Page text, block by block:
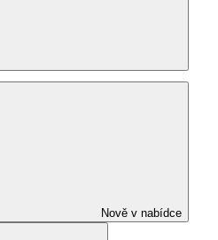
Nově v nabídce